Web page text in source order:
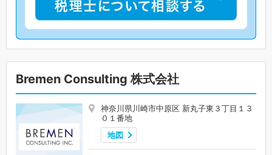
Bremen Consulting 株式会社
神奈川県川崎市中原区 新丸子東３丁目１３
０１番地
地図